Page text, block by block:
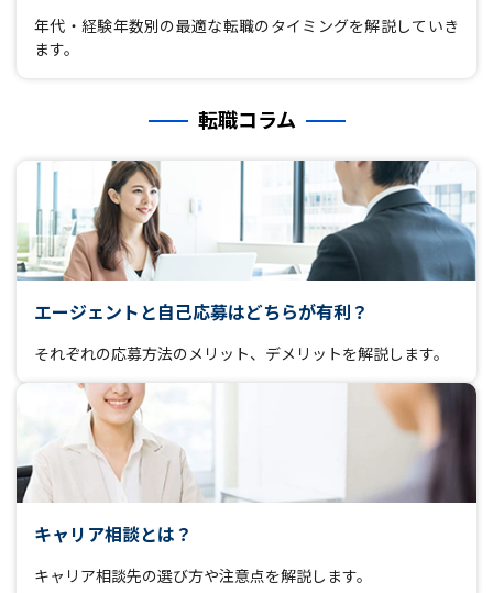
年代・経験年数別の最適な転職のタイミングを解説していき
ます。
転職コラム
エージェントと自己応募はどちらが有利？
それぞれの応募方法のメリット、デメリットを解説します。
キャリア相談とは？
キャリア相談先の選び方や注意点を解説します。